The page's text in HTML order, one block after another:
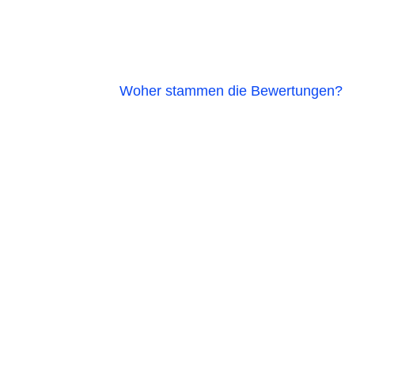
Woher stammen die Bewertungen?